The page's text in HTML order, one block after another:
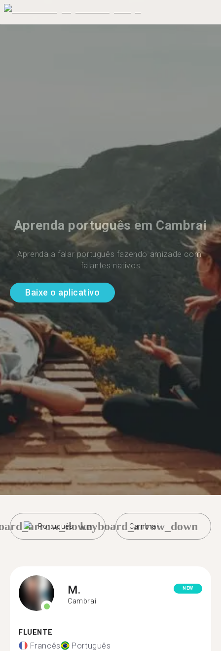
Aprenda português em Cambrai
Aprenda a falar português fazendo amizade com
falantes nativos
Baixe o aplicativo
Português Cambrai
keyboard_arrow_down
M.
Cambrai
NEW
FLUENTE
Francês Português